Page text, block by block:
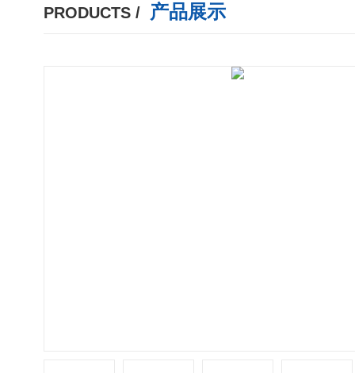
PRODUCTS / 产品展示